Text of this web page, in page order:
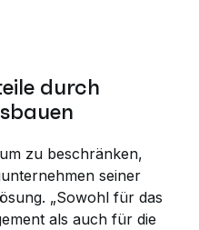
durch
zu beschränken,
seiner
„Sowohl für das
als auch für die